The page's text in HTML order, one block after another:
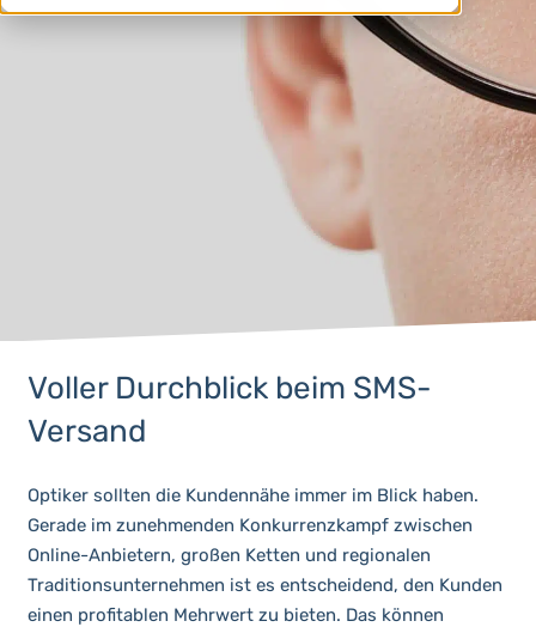
Voller Durchblick beim SMS-
Versand
Optiker sollten die Kundennähe immer im Blick haben.
Gerade im zunehmenden Konkurrenzkampf zwischen
Online-Anbietern, großen Ketten und regionalen
Traditionsunternehmen ist es entscheidend, den Kunden
einen profitablen Mehrwert zu bieten. Das können